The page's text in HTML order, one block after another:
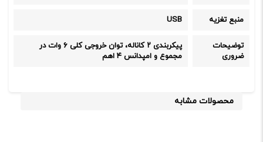
منبع تغزیه USB
توضیحات
ضروری
پیکربندی ۲ کاناله، توان خروجی کلی ۶ وات در
مجموع و امپدانس ۴ اهم
محصولات مشابه